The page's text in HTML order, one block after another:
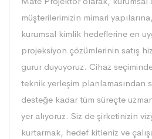
müşterilerimizin mimari
kurumsal kimlik hedeflerine en
projeksiyon çözümlerinin satış
gurur duyuyoruz. Cihaz
teknik yerleşim planlamasından
desteğe kadar tüm süreçte
yer alıyoruz. Siz de şirketinizin
kurtarmak, hedef kitleniz ve